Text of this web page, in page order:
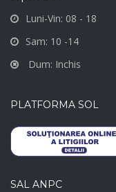
Luni-Vin: 08 - 18
Sam: 10 -14
Dum: Inchis
PLATFORMA SOL
SAL ANPC